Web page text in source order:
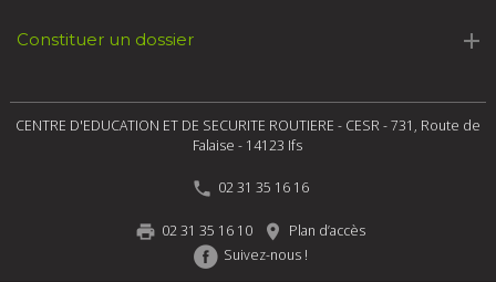
Constituer un dossier
CENTRE D'EDUCATION ET DE SECURITE ROUTIERE - CESR - 731, Route de
Falaise - 14123 Ifs
 02 31 35 16 16
 02 31 35 16 10  Plan d’accès
Suivez-nous !